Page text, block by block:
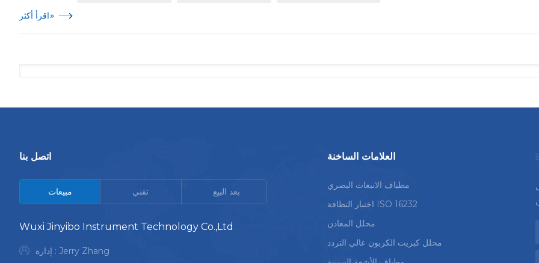
اقرأ أكثر»
اتصل بنا
مبيعات تقني < بعد البيع
Wuxi Jinyibo Instrument Technology Co.,Ltd
إدارة : Jerry Zhang
العلامات الساخنة
مطياف الانبعاث البصري
اختبار النظافة ISO 16232
محلل المعادن
محلل كبريت الكربون عالي التردد